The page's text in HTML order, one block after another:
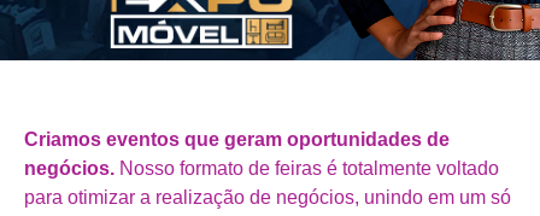
Criamos eventos que geram oportunidades de
negócios. Nosso formato de feiras é totalmente voltado
para otimizar a realização de negócios, unindo em um só